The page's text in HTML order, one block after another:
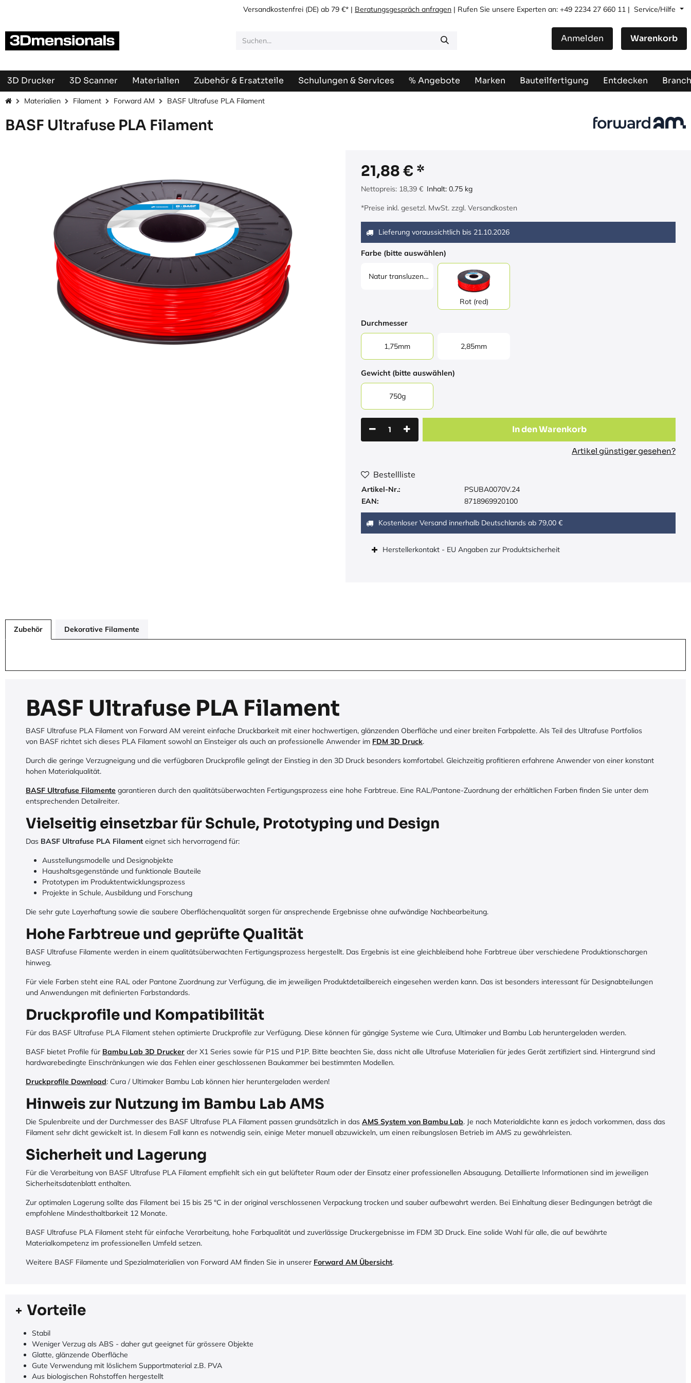
Versandkostenfrei (DE) ab 79 €* | Beratungsgespräch anfragen | Rufen Sie unsere Experten an: +49 2234 27 660 11 | Service/Hilfe
Anmelden Warenkorb
3D Drucker 3D Scanner Materialien Zubehör & Ersatzteile Schulungen & Services % Angebote Marken Bauteilfertigung Entdecken
Materialien Filament Forward AM BASF Ultrafuse PLA Filament
BASF Ultrafuse PLA Filament
21,88 €
Nettopreis: 18,39 € Inhalt: 0.75 kg
*Preise inkl. gesetzl. MwSt. zzgl. Versandkosten
Lieferung voraussichtlich bis 21.10.2026
Farbe (bitte auswählen)
Natur transluzent
Rot (red)
Durchmesser
1,75mm 2,85mm
Gewicht (bitte auswählen)
750g
In den Warenkorb
Artikel günstiger gesehen?
Bestellliste
Artikel-Nr.:
PSUBA0070V.24
EAN:
8718969920100
Kostenloser Versand innerhalb Deutschlands ab 79,00 €
Herstellerkontakt - EU Angaben zur Produktsicherheit
Zubehör Dekorative Filamente
BASF Ultrafuse PLA Filament
BASF Ultrafuse PLA Filament von Forward AM vereint einfache Druckbarkeit mit einer hochwertigen, glänzenden Oberfläche und einer breiten Farbpalette. Als Teil des Ultrafuse Portfolios
von BASF richtet sich dieses PLA Filament sowohl an Einsteiger als auch an professionelle Anwender im FDM 3D Druck.
Durch die geringe Verzugneigung und die verfügbaren Druckprofile gelingt der Einstieg in den 3D Druck besonders komfortabel. Gleichzeitig profitieren erfahrene Anwender von einer konstant
hohen Materialqualität.
BASF Ultrafuse Filamente garantieren durch den qualitätsüberwachten Fertigungsprozess eine hohe Farbtreue. Eine RAL/Pantone-Zuordnung der erhältlichen Farben finden Sie unter dem
entsprechenden Detailreiter.
Vielseitig einsetzbar für Schule, Prototyping und Design
Das BASF Ultrafuse PLA Filament eignet sich hervorragend für:
Ausstellungsmodelle und Designobjekte
Haushaltsgegenstände und funktionale Bauteile
Prototypen im Produktentwicklungsprozess
Projekte in Schule, Ausbildung und Forschung
Die sehr gute Layerhaftung sowie die saubere Oberflächenqualität sorgen für ansprechende Ergebnisse ohne aufwändige Nachbearbeitung.
Hohe Farbtreue und geprüfte Qualität
BASF Ultrafuse Filamente werden in einem qualitätsüberwachten Fertigungsprozess hergestellt. Das Ergebnis ist eine gleichbleibend hohe Farbtreue über verschiedene Produktionschargen
hinweg.
Für viele Farben steht eine RAL oder Pantone Zuordnung zur Verfügung, die im jeweiligen Produktdetailbereich eingesehen werden kann. Das ist besonders interessant für Designabteilungen
und Anwendungen mit definierten Farbstandards.
Druckprofile und Kompatibilität
Für das BASF Ultrafuse PLA Filament stehen optimierte Druckprofile zur Verfügung. Diese können für gängige Systeme wie Cura, Ultimaker und Bambu Lab heruntergeladen werden.
BASF bietet Profile für Bambu Lab 3D Drucker der X1 Series sowie für P1S und P1P. Bitte beachten Sie, dass nicht alle Ultrafuse Materialien für jedes Gerät zertifiziert sind. Hintergrund sind
hardwarebedingte Einschränkungen wie das Fehlen einer geschlossenen Baukammer bei bestimmten Modellen.
Druckprofile Download: Cura / Ultimaker Bambu Lab können hier heruntergeladen werden!
Hinweis zur Nutzung im Bambu Lab AMS
Die Spulenbreite und der Durchmesser des BASF Ultrafuse PLA Filament passen grundsätzlich in das AMS System von Bambu Lab. Je nach Materialdichte kann es jedoch vorkommen, dass das
Filament sehr dicht gewickelt ist. In diesem Fall kann es notwendig sein, einige Meter manuell abzuwickeln, um einen reibungslosen Betrieb im AMS zu gewährleisten.
Sicherheit und Lagerung
Für die Verarbeitung von BASF Ultrafuse PLA Filament empfiehlt sich ein gut belüfteter Raum oder der Einsatz einer professionellen Absaugung. Detaillierte Informationen sind im jeweiligen
Sicherheitsdatenblatt enthalten.
Zur optimalen Lagerung sollte das Filament bei 15 bis 25 °C in der original verschlossenen Verpackung trocken und sauber aufbewahrt werden. Bei Einhaltung dieser Bedingungen beträgt die
empfohlene Mindesthaltbarkeit 12 Monate.
BASF Ultrafuse PLA Filament steht für einfache Verarbeitung, hohe Farbqualität und zuverlässige Druckergebnisse im FDM 3D Druck. Eine solide Wahl für alle, die auf bewährte
Materialkompetenz im professionellen Umfeld setzen.
Weitere BASF Filamente und Spezialmaterialien von Forward AM finden Sie in unserer Forward AM Übersicht.
Vorteile
Stabil
Weniger Verzug als ABS - daher gut geeignet für grössere Objekte
Glatte, glänzende Oberfläche
Gute Verwendung mit löslichem Supportmaterial z.B. PVA
Aus biologischen Rohstoffen hergestellt